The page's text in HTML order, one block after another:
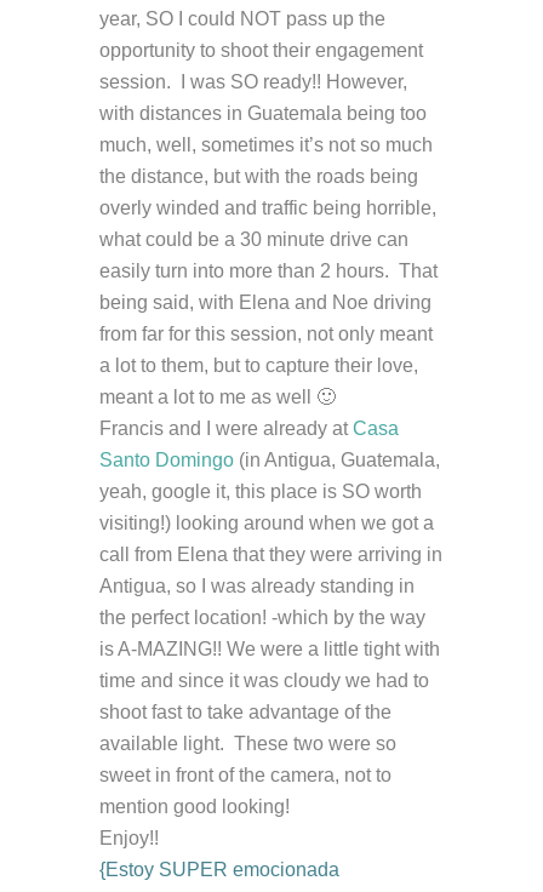
year, SO I could NOT pass up the
opportunity to shoot their engagement
session. I was SO ready!! However,
with distances in Guatemala being too
much, well, sometimes it’s not so much
the distance, but with the roads being
overly winded and traffic being horrible,
what could be a 30 minute drive can
easily turn into more than 2 hours. That
being said, with Elena and Noe driving
from far for this session, not only meant
a lot to them, but to capture their love,
meant a lot to me as well 🙂
Francis and I were already atCasa
Santo Domingo (in Antigua, Guatemala,
yeah, google it, this place is SO worth
visiting!) looking around when we got a
call from Elena that they were arriving in
Antigua, so I was already standing in
the perfect location! -which by the way
is A-MAZING!! We were a little tight with
time and since it was cloudy we had to
shoot fast to take advantage of the
available light. These two were so
sweet in front of the camera, not to
mention good looking!
Enjoy!!
{Estoy SUPER emocionada